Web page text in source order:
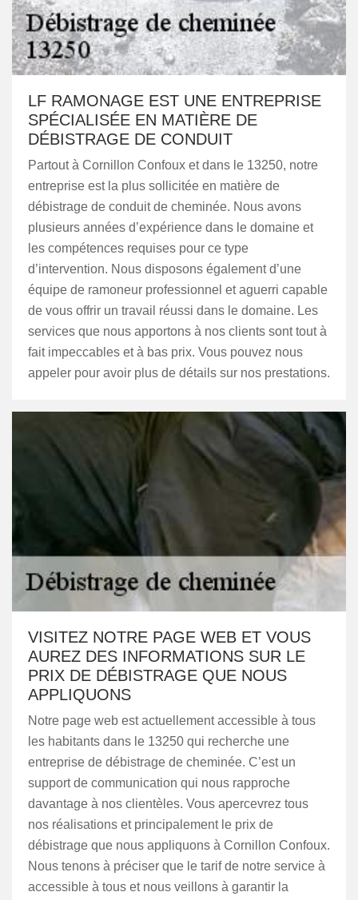
LF RAMONAGE EST UNE ENTREPRISE
SPÉCIALISÉE EN MATIÈRE DE
DÉBISTRAGE DE CONDUIT
Partout à Cornillon Confoux et dans le 13250, notre
entreprise est la plus sollicitée en matière de
débistrage de conduit de cheminée. Nous avons
plusieurs années d’expérience dans le domaine et
les compétences requises pour ce type
d’intervention. Nous disposons également d’une
équipe de ramoneur professionnel et aguerri capable
de vous offrir un travail réussi dans le domaine. Les
services que nous apportons à nos clients sont tout à
fait impeccables et à bas prix. Vous pouvez nous
appeler pour avoir plus de détails sur nos prestations.
VISITEZ NOTRE PAGE WEB ET VOUS
AUREZ DES INFORMATIONS SUR LE
PRIX DE DÉBISTRAGE QUE NOUS
APPLIQUONS
Notre page web est actuellement accessible à tous
les habitants dans le 13250 qui recherche une
entreprise de débistrage de cheminée. C’est un
support de communication qui nous rapproche
davantage à nos clientèles. Vous apercevrez tous
nos réalisations et principalement le prix de
débistrage que nous appliquons à Cornillon Confoux.
Nous tenons à préciser que le tarif de notre service à
accessible à tous et nous veillons à garantir la